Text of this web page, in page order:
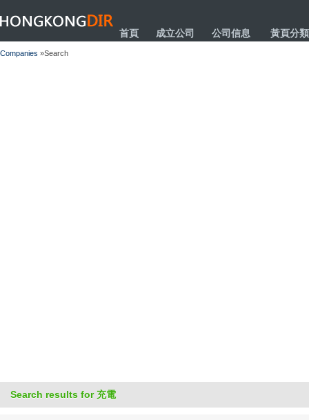
HONGKONGDIR
首頁 成立公司 公司信息 黃頁分類
Companies »Search
Search results for 充電